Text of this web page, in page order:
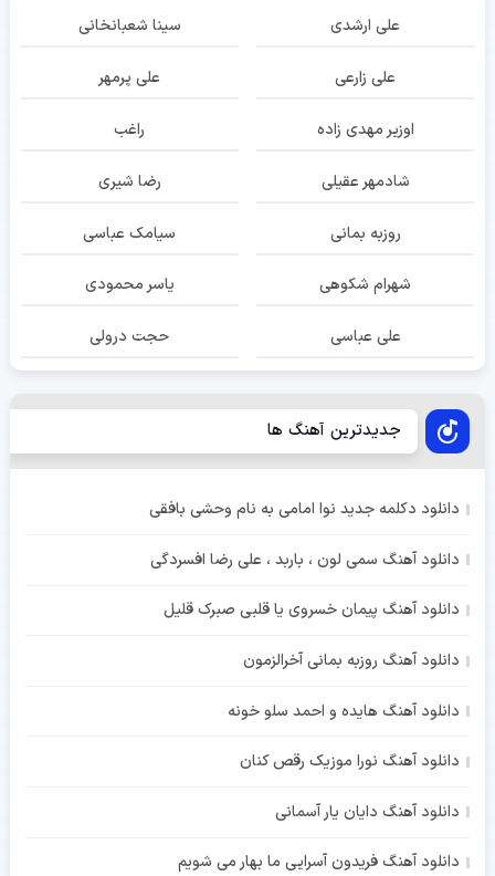
علی ارشدی سینا شعبانخانی
علی زارعی علی پرمهر
اوزیر مهدی زاده راغب
شادمهر عقیلی رضا شیری
روزبه بمانی سیامک عباسی
شهرام شکوهی یاسر محمودی
علی عباسی حجت درولی
جدیدترین آهنگ ها
دانلود دکلمه جدید نوا امامی به نام وحشی بافقی
دانلود آهنگ سمی لون ، باربد ، علی رضا افسردگی
دانلود آهنگ پیمان خسروی یا قلبی صبرک قلیل
دانلود آهنگ روزبه بمانی آخرالزمون
دانلود آهنگ هایده و احمد سلو خونه
دانلود آهنگ نورا موزیک رقص کنان
دانلود آهنگ دایان یار آسمانی
دانلود آهنگ فریدون آسرایی ما بهار می شویم